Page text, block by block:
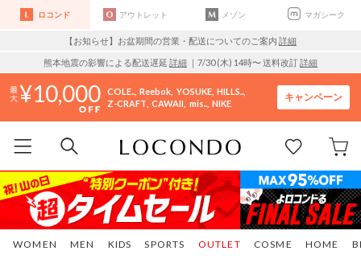
ロコンド アウトレット メゾン マガシーク
【お知らせ】お盆期間の営業・配送についてのご案内 詳細
熊本地震の影響による配送遅延 詳細 ｜7/30 (木) 14時〜 送料改訂詳細
10,000 COLE.. Reebok YOSUKE HILLS..
Z-CRAFT CAWAII mis.. NIKE
キャンペーン
WOMEN MEN KIDS SPORTS COSME HOME
OUTLET